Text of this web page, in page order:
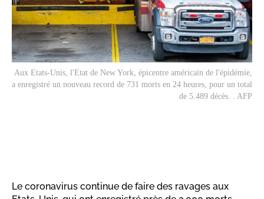
Aux Etats-Unis, l'Etat de New York, épicentre américain de l'épidémie,
a enregistré un nouveau record de 731 morts en 24 heures, pour un total
de 5.489 décès. . AFP
Le coronavirus continue de faire des ravages aux